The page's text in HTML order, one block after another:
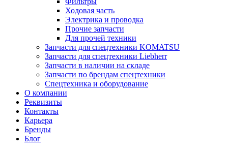
Ходовая часть
Электрика и проводка
Прочие запчасти
Для прочей техники
Запчасти для спецтехники KOMATSU
Запчасти для спецтехники Liebherr
Запчасти в наличии на складе
Запчасти по брендам спецтехники
Спецтехника и оборудование
О компании
Реквизиты
Контакты
Карьера
Бренды
Блог